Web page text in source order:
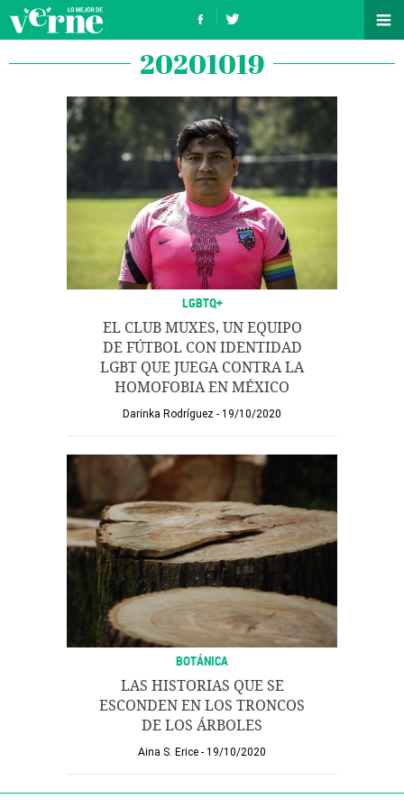
20201019
LGBTQ+
EL CLUB MUXES, UN EQUIPO
DE FÚTBOL CON IDENTIDAD
LGBT QUE JUEGA CONTRA LA
HOMOFOBIA EN MÉXICO
Darinka Rodríguez 19/10/2020
BOTÁNICA
LAS HISTORIAS QUE SE
ESCONDEN EN LOS TRONCOS
DE LOS ÁRBOLES
Aina S. Erice 19/10/2020